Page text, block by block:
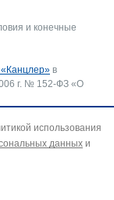
и конечные
в
г. № 152-ФЗ «О
использование
направьте
использования
данных и